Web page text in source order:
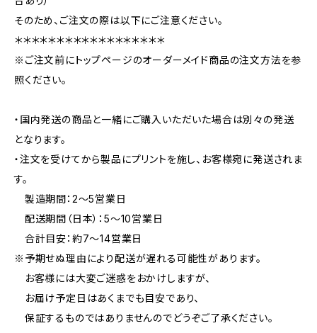
そのため、ご注文の際は以下にご注意ください。
＊＊＊＊＊＊＊＊＊＊＊＊＊＊＊＊＊＊
※ご注文前にトップページのオーダーメイド商品の注文方法を参
照ください。
・国内発送の商品と一緒にご購入いただいた場合は別々の発送
となります。
・注文を受けてから製品にプリントを施し、お客様宛に発送されま
す。
製造期間：2〜5営業日
配送期間（日本）：5〜10営業日
合計目安：約7〜14営業日
※予期せぬ理由により配送が遅れる可能性があります。
お客様には大変ご迷惑をおかけしますが、
お届け予定日はあくまでも目安であり、
保証するものではありませんのでどうぞご了承ください。